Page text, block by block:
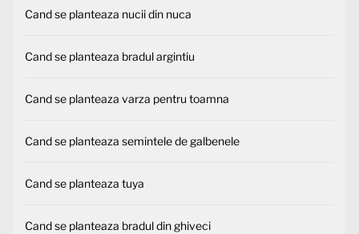
Cand se planteaza nucii din nuca
Cand se planteaza bradul argintiu
Cand se planteaza varza pentru toamna
Cand se planteaza semintele de galbenele
Cand se planteaza tuya
Cand se planteaza bradul din ghiveci